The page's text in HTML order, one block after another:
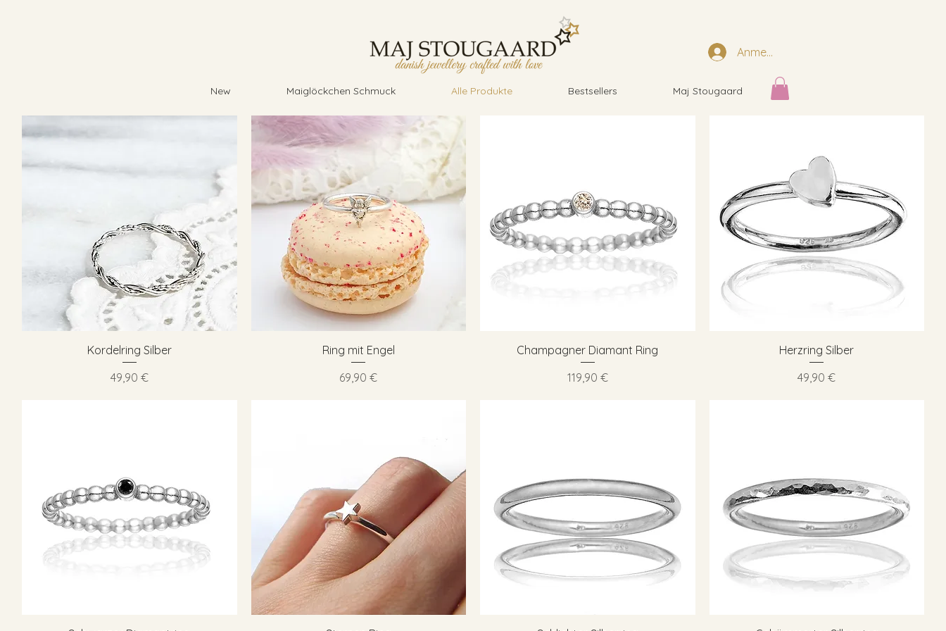
Anmelden
New Maiglöckchen Schmuck Alle Produkte Bestsellers Maj Stougaard
Schnellansicht
Kordelring Silber
Preis
49,90 €
Schnellansicht
Ring mit Engel
Preis
69,90 €
Schnellansicht
Champagner Diamant Ring
Preis
119,90 €
Schnellansicht
Herzring Silber
Preis
49,90 €